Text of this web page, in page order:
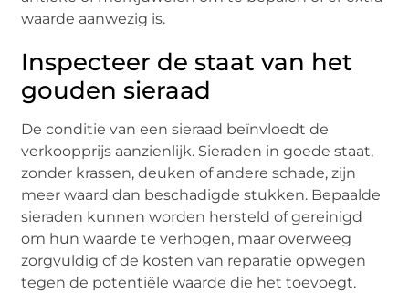
waarde aanwezig is.
Inspecteer de staat van het
gouden sieraad
De conditie van een sieraad beïnvloedt de
verkoopprijs aanzienlijk. Sieraden in goede staat,
zonder krassen, deuken of andere schade, zijn
meer waard dan beschadigde stukken. Bepaalde
sieraden kunnen worden hersteld of gereinigd
om hun waarde te verhogen, maar overweeg
zorgvuldig of de kosten van reparatie opwegen
tegen de potentiële waarde die het toevoegt.